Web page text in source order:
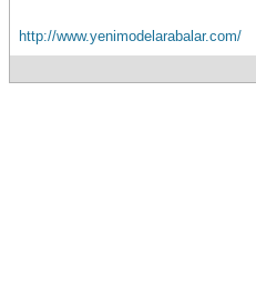
http://www.yenimodelarabalar.com/